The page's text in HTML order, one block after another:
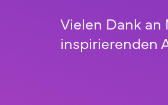
Vielen Dank
inspirierenden